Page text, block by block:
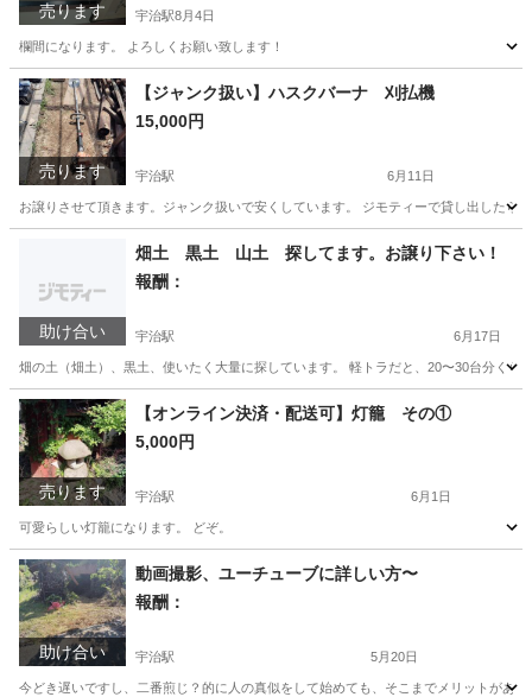
売ります 宇治駅8月4日
欄間になります。 よろしくお願い致します！
京都 宇治市 宇治駅 その他 欄間
売ります
【ジャンク扱い】ハスクバーナ 刈払機
15,000円
宇治駅 6月11日
お譲りさせて頂きます。ジャンク扱いで安くしています。 ジモティーで貸し出した
宇治駅 その他 ハスクバーナ
助け合い
畑土 黒土 山土 探してます。お譲り下さい！
報酬：
宇治駅 6月17日
畑の土（畑土）、黒土、使いたく大量に探しています。 軽トラだと、20〜30台分く
京都 宇治市 宇治駅 買いたい/ください
売ります
【オンライン決済・配送可】灯籠 その①
5,000円
宇治駅 6月1日
可愛らしい灯籠になります。 どぞ。
京都 宇治市 宇治駅
助け合い
動画撮影、ユーチューブに詳しい方〜
報酬：
宇治駅 5月20日
今どき遅いですし、二番煎じ？的に人の真似をして始めても、そこまでメリットがあ